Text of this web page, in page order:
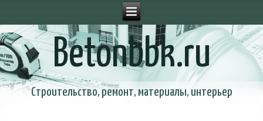
Betonbbk.ru
Строительство, ремонт, материалы, интерьер